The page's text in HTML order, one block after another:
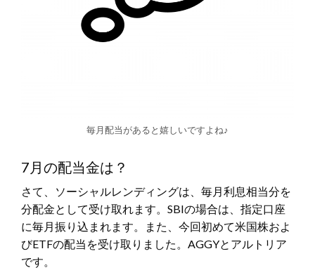
毎月配当があると嬉しいですよね♪
7月の配当金は？
さて、ソーシャルレンディングは、毎月利息相当分を
分配金として受け取れます。SBIの場合は、指定口座
に毎月振り込まれます。また、今回初めて米国株およ
びETFの配当を受け取りました。AGGYとアルトリア
です。